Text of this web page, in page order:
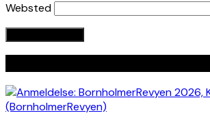
Websted